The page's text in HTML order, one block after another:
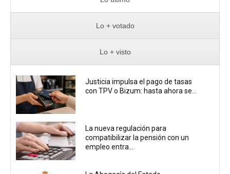
Lo + votado
Lo + visto
Justicia impulsa el pago de tasas
con TPV o Bizum: hasta ahora se...
La nueva regulación para
compatibilizar la pensión con un
empleo entra...